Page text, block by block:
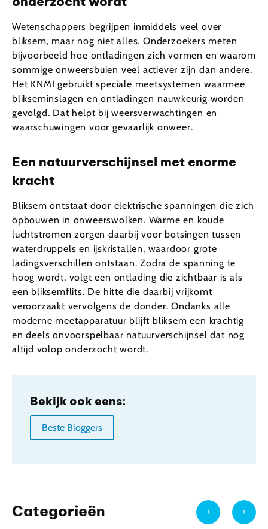
Wetenschappers begrijpen inmiddels veel over
bliksem, maar nog niet alles. Onderzoekers meten
bijvoorbeeld hoe ontladingen zich vormen en waarom
sommige onweersbuien veel actiever zijn dan andere.
Het KNMI gebruikt speciale meetsystemen waarmee
blikseminslagen en ontladingen nauwkeurig worden
gevolgd. Dat helpt bij weersverwachtingen en
waarschuwingen voor gevaarlijk onweer.
Een natuurverschijnsel met enorme
kracht
Bliksem ontstaat door elektrische spanningen die zich
opbouwen in onweerswolken. Warme en koude
luchtstromen zorgen daarbij voor botsingen tussen
waterdruppels en ijskristallen, waardoor grote
ladingsverschillen ontstaan. Zodra de spanning te
hoog wordt, volgt een ontlading die zichtbaar is als
een bliksemflits. De hitte die daarbij vrijkomt
veroorzaakt vervolgens de donder. Ondanks alle
moderne meetapparatuur blijft bliksem een krachtig
en deels onvoorspelbaar natuurverschijnsel dat nog
altijd volop onderzocht wordt.
Bekijk ook eens:
Beste Bloggers
Categorieën